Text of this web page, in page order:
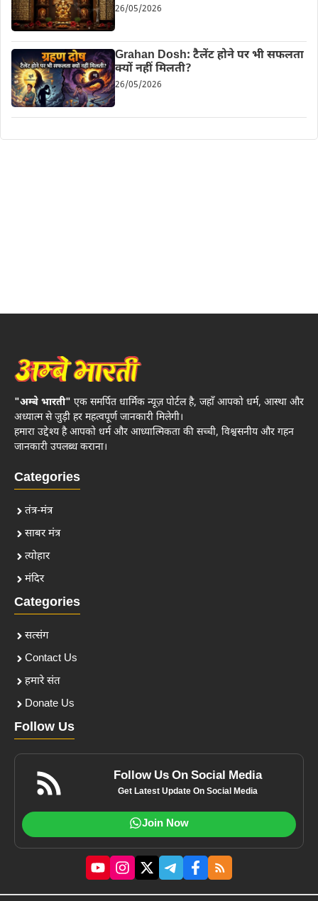
26/05/2026
Grahan Dosh: टैलेंट होने पर भी सफलता
क्यों नहीं मिलती?
26/05/2026
"अम्बे भारती" एक समर्पित धार्मिक न्यूज़ पोर्टल है, जहाँ आपको धर्म, आस्था और
अध्यात्म से जुड़ी हर महत्वपूर्ण जानकारी मिलेगी।
हमारा उद्देश्य है आपको धर्म और आध्यात्मिकता की सच्ची, विश्वसनीय और गहन
जानकारी उपलब्ध कराना।
Categories
तंत्र-मंत्र
साबर मंत्र
त्योहार
मंदिर
Categories
सत्संग
Contact Us
हमारे संत
Donate Us
Follow Us
Follow Us On Social Media
Get Latest Update On Social Media
Join Now